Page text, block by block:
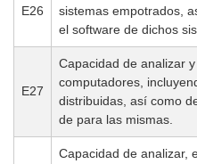
E26
sistemas empotrados,
el software de dichos
E27
Capacidad de analizar
computadores,
distribuidas, así como
de para las mismas.
Capacidad de analizar,